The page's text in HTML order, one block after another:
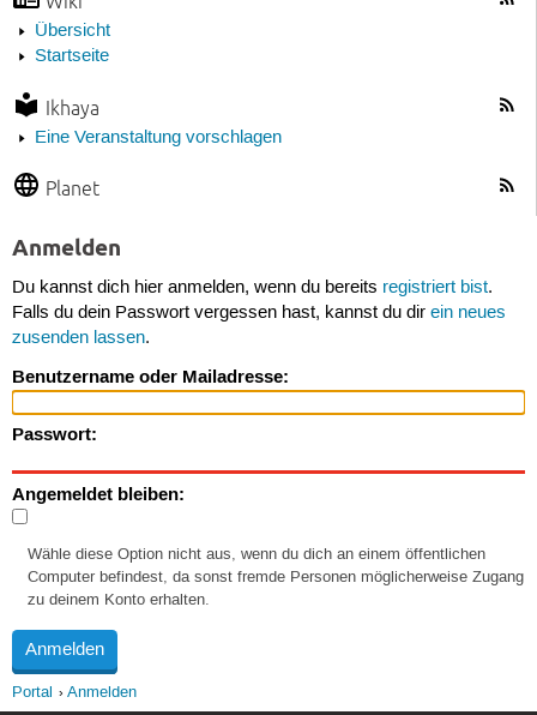
Übersicht
Startseite
Ikhaya
Eine Veranstaltung vorschlagen
Planet
Anmelden
Du kannst dich hier anmelden, wenn du bereits registriert bist.
Falls du dein Passwort vergessen hast, kannst du dir ein neues
zusenden lassen.
Benutzername oder Mailadresse:
Passwort:
Angemeldet bleiben:
Wähle diese Option nicht aus, wenn du dich an einem öffentlichen
Computer befindest, da sonst fremde Personen möglicherweise Zugang
zu deinem Konto erhalten.
Portal Anmelden